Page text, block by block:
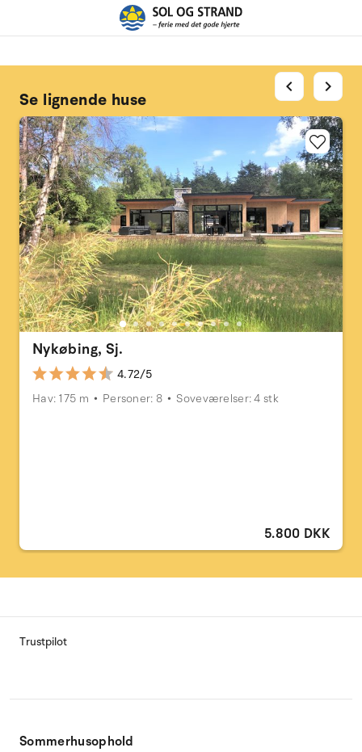
Se lignende huse
Nykøbing, Sj.
4.72/5
Hav: 175 m
Personer: 8 Soveværelser: 4 stk
5.800 DKK
chevron_left chevron_right
Trustpilot
Sommerhusophold